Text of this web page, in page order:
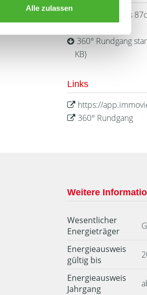
Alle zulassen
Energieausweis
360° Rundgang
KB)
Links
https://
360° Rundgang
Weitere
Wesentlicher
Energieträger
Energieausweis
gültig bis
Energieausweis
Jahrgang